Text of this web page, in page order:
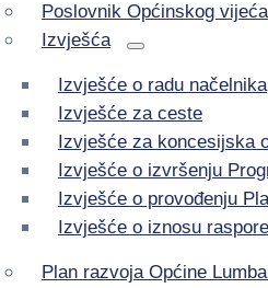
Poslovnik Općinskog vijeća
Izvješća
Izvješće o radu načelnika
Izvješće za ceste
Izvješće za koncesijska
Izvješće o izvršenju
Izvješće o provođenju
Izvješće o iznosu
Plan razvoja Općine